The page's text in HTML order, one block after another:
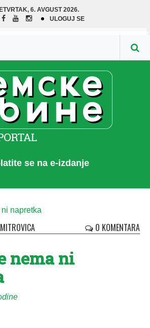
6. AVGUST 2026.
ULOGUJ SE
se na e-izdanje
0 KOMENTARA
nema ni